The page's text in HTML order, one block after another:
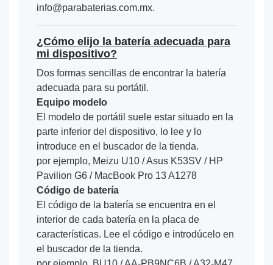
info@parabaterias.com.mx.
¿Cómo elijo la batería adecuada para
mi dispositivo?
Dos formas sencillas de encontrar la batería
adecuada para su portátil.
Equipo modelo
El modelo de portátil suele estar situado en la
parte inferior del dispositivo, lo lee y lo
introduce en el buscador de la tienda.
por ejemplo, Meizu U10 / Asus K53SV / HP
Pavilion G6 / MacBook Pro 13 A1278
Código de batería
El código de la batería se encuentra en el
interior de cada batería en la placa de
características. Lee el código e introdúcelo en
el buscador de la tienda.